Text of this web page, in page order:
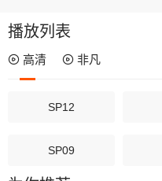
播放列表
高清 非凡
SP12
SP09